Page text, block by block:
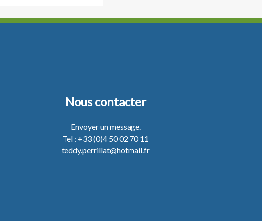
Nous contacter
Envoyer un message.
Tel : +33 (0)4 50 02 70 11
teddy.perrillat@hotmail.fr